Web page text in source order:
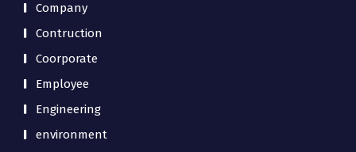
Company
Contruction
Coorporate
Employee
Engineering
environment